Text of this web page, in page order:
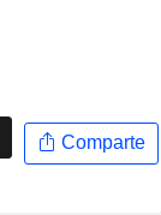
Comparte